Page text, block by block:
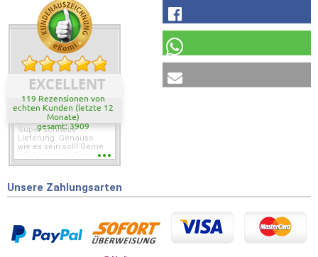
EXCELLENT
119 Rezensionen von
echten Kunden (letzte 12
Monate)
gesamt: 3909
Super schnelle
Lieferung. Genauso
wie es sein soll! Gerne
wieder wenn ich was
Unsere Zahlungsarten